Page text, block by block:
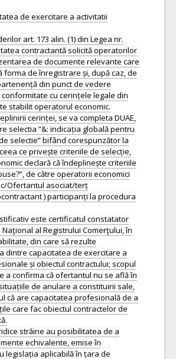
de exercitare a activitatii
art. 173 alin. (1) din Legea nr.
contractantă solicită operatorilor
de documente relevante care
forma de înregistrare și, după caz, de
din punct de vedere
cu cerințele legale din
stabilit operatorul economic.
cerinței, se va completa DUAE,
selectia ”&: indicația globală pentru
selectie” bifând corespunzător la
ce privește criteriile de selecție,
declară că îndeplinește criteriile
de către operatorii economici
Ofertantul asociat/terț
) participanți la procedura
este certificatul constatator
al Registrului Comerţului, în
din care să rezulte
dintre capacitatea de exercitare a
și obiectul contractului; scopul
a confirma că ofertantul nu se află în
de anulare a constituirii sale,
că are capacitatea profesională de a
care fac obiectul contractelor de
străine au posibilitatea de a
echivalente, emise în
legislația aplicabilă în țara de